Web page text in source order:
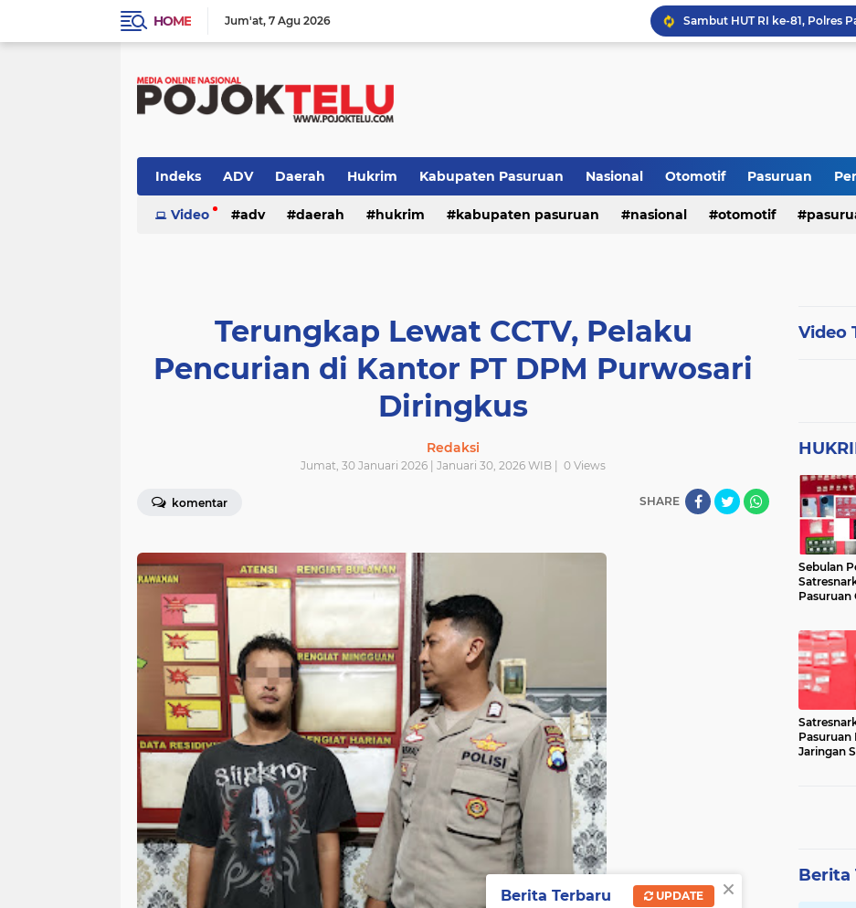
HOME Jum'at 7 Agu 2026
Indeks ADV Daerah Hukrim Kabupaten Pasuruan Nasional Otomotif Pasuruan
Sidoarjo TNI - POLRI TNI-POLRI
Video adv daerah hukrim kabupaten pasuruan nasional otomotif
Terungkap Lewat CCTV, Pelaku
Pencurian di Kantor PT DPM Purwosari
Diringkus
Redaksi
Jumat, 30 Januari 2026 | Januari 30, 2026 WIB | 0 Views
komentar SHARE
Video
Sebulan
Pasuruan
Pasuruan
Jaringan
Berita
×
Berita Terbaru UPDATE